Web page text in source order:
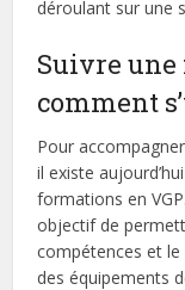
déroulant sur une
Suivre une
comment
Pour
il existe
formations en
objectif de
compétences et le
des équipements